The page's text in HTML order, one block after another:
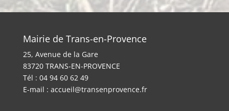
Mairie de Trans-en-Provence
25, Avenue de la Gare
83720 TRANS-EN-PROVENCE
Tél : 04 94 60 62 49
E-mail : accueil@transenprovence.fr